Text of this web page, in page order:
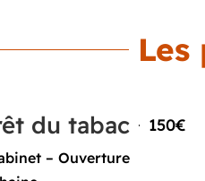
Les
du tabac 150€
– Ouverture